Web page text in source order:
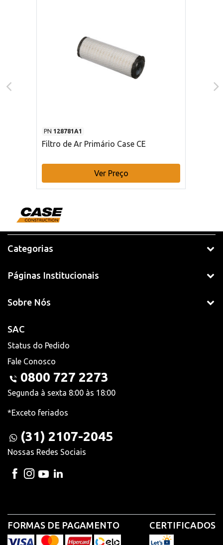
PN 128781A1
Filtro de Ar Primário Case CE
Ver Preço
Categorias
Páginas Institucionais
Sobre Nós
SAC
Status do Pedido
Fale Conosco
0800 727 2273
Segunda à sexta 8:00 às 18:00
*Exceto feriados
(31) 2107-2045
Nossas Redes Sociais
FORMAS DE PAGAMENTO CERTIFICADOS